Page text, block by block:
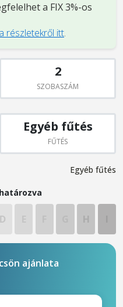
a FIX 3%-os
részletekről itt.
2
SZOBASZÁM
Egyéb fűtés
FŰTÉS
Egyéb fűtés
D
ajánlata